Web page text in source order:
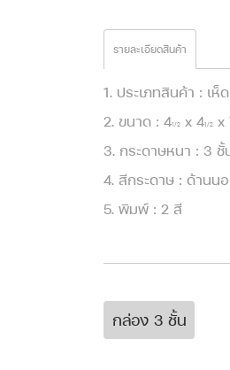
รายละเอียดสินค้า
1. ประเภทสินค้า : เห็ด
2. ขนาด : 41/2 x 41/2 x
3. กระดาษหนา : 3
4. สีกระดาษ : ด้านน
5. พิมพ์ : 2 สี
กล่อง 3 ชั้น